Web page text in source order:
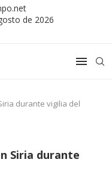
de 2026
durante vigilia del
Siria durante